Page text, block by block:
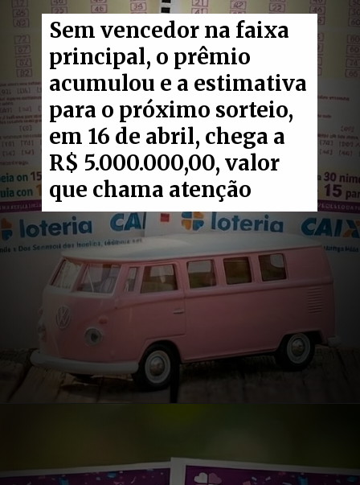
Sem vencedor na faixa
principal, o prêmio
acumulou e a estimativa
para o próximo sorteio,
em 16 de abril, chega a
R$ 5.000.000,00, valor
que chama atenção